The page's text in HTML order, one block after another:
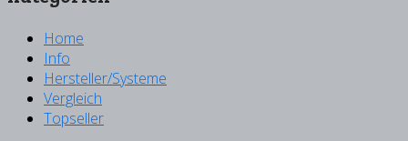
Home
Info
Hersteller/Systeme
Vergleich
Topseller